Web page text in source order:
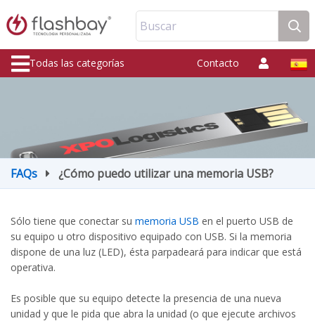
Buscar
Todas las categorías Contacto
FAQs ¿Cómo puedo utilizar una memoria USB?
Sólo tiene que conectar su memoria USB en el puerto USB de
su equipo u otro dispositivo equipado con USB. Si la memoria
dispone de una luz (LED), ésta parpadeará para indicar que está
operativa.
Es posible que su equipo detecte la presencia de una nueva
unidad y que le pida que abra la unidad (o que ejecute archivos